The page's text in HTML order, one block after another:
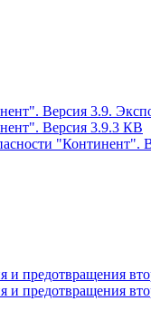
Версия 3.9.
Версия 3.9.3 КВ
"Континент".
и предотвращения
и предотвращения